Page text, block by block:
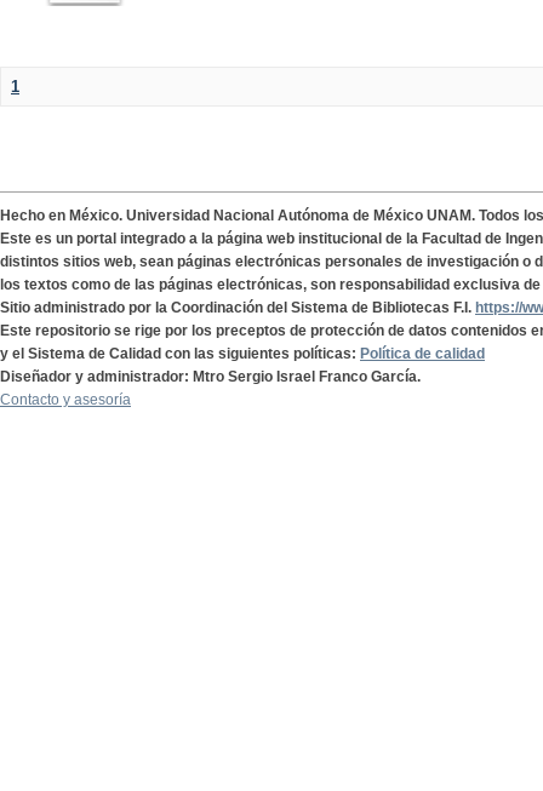
1
Hecho en México. Universidad Nacional Autónoma de México UNAM. Todos
Este es un portal integrado a la página web institucional de la Facultad de
distintos sitios web, sean páginas electrónicas personales de investigación o
los textos como de las páginas electrónicas, son responsabilidad exclusiva
Sitio administrado por la Coordinación del Sistema de Bibliotecas F.I. https://
Este repositorio se rige por los preceptos de protección de datos contenidos
y el Sistema de Calidad con las siguientes políticas: Política de calidad
Diseñador y administrador: Mtro Sergio Israel Franco García.
Contacto y asesoría